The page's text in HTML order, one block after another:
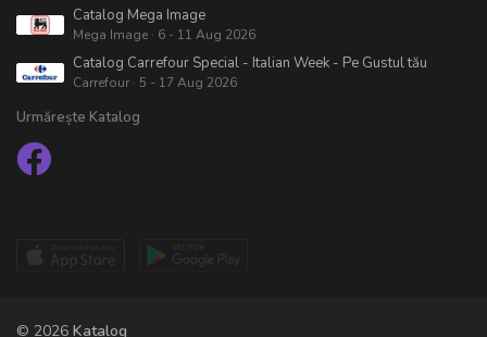
Catalog Mega Image
Mega Image · 6 - 11 Aug 2026
Catalog Carrefour Special - Italian Week - Pe Gustul tău
Carrefour · 5 - 17 Aug 2026
Urmărește Katalog
© 2026 Katalog